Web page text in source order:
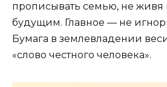
прописывать семью, не живя
будущим. Главное — не
Бумага в землевладении
«слово честного человека».